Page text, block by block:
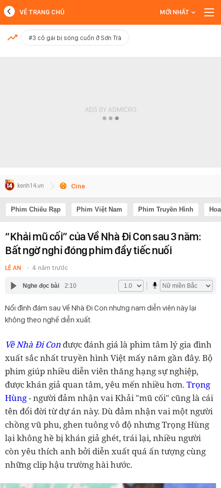
MỚI NHẤT
VỀ TRANG CHỦ MỚI NHẤT
#3 cô gái bị sóng cuốn ở Sơn Trà
Cine
Phim Chiếu Rạp Phim Việt Nam Phim Truyền Hình
“Khải mũ cối” của Về Nhà Đi Con sau 3 năm:
Bất ngờ nghỉ đóng phim đầy tiếc nuối
LỆ AN 4 năm trước
Nghe đọc bài 2:10
Nổi đình đám sau Về Nhà Đi Con nhưng nam diễn viên này lại
không theo nghề diễn xuất.
Về Nhà Đi Con được đánh giá là phim tâm lý gia đình
xuất sắc nhất truyền hình Việt mấy năm gần đây. Bộ
phim giúp nhiều diễn viên thăng hạng sự nghiệp,
được khán giả quan tâm, yêu mến nhiều hơn. Trọng
Hùng- người đảm nhận vai Khải "mũ cối" cũng là cái
tên đổi đời từ dự án này. Dù đảm nhận vai một người
chồng vũ phu, ghen tuông vô độ nhưng Trọng Hùng
lại không hề bị khán giả ghét, trái lại, nhiều người
còn yêu thích anh bởi diễn xuất quá ấn tượng cùng
những clip hậu trường hài hước.